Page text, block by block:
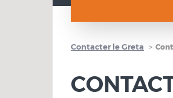
Contacter le Greta